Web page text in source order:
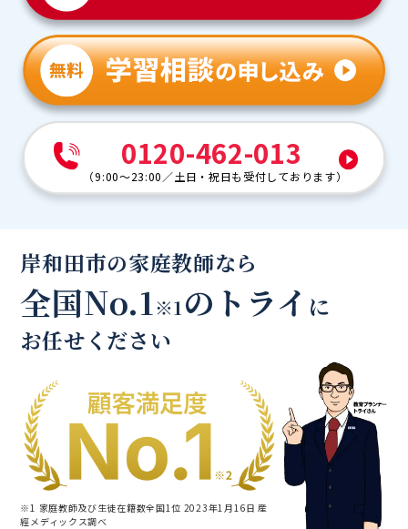
0120-462-013
（9:00～23:00／土日・祝日も受付しております）
岸和田市の家庭教師なら
全国No.1※1のトライ に
お任せください
※1 家庭教師及び生徒在籍数全国1位 2023年1月16日 産
經メディックス調べ